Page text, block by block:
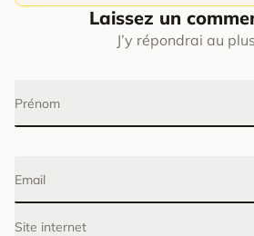
Laissez un
J’y répondrai au
Prénom
Email
Site internet